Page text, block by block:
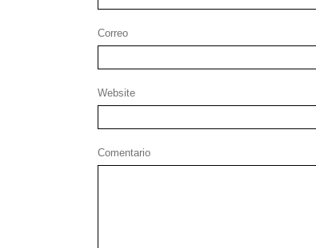
Correo
Website
Comentario